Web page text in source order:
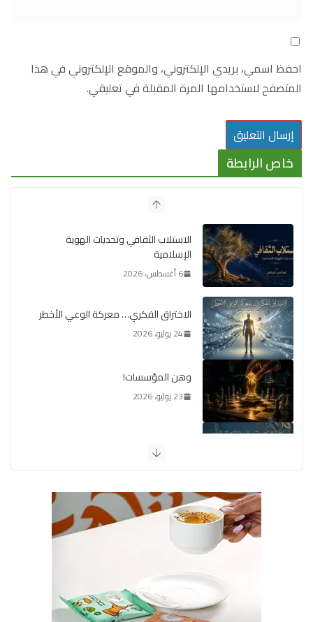
احفظ اسمي، بريدي الإلكتروني، والموقع الإلكتروني في هذا
المتصفح لاستخدامها المرة المقبلة في تعليقي.
خاص الرابطة
الاستلاب الثقافي وتحديات الهوية
الإسلامية
6 أغسطس، 2026
الاختراق الفكري… معركة الوعي الأخطر
24 يوليو، 2026
وهن المؤسسات!
23 يوليو، 2026
الوضع اليوم في الشرق الأوسط
6 أغسطس، 2026